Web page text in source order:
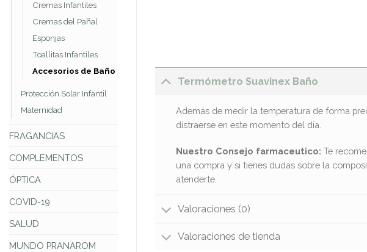
Cremas Infantiles
Cremas del Pañal
Esponjas
Toallitas Infantiles
Accesorios de Baño
Protección Solar Infantil
Maternidad
FRAGANCIAS
COMPLEMENTOS
ÓPTICA
COVID-19
SALUD
MUNDO PRANAROM
Termómetro Suavinex Baño
Además de medir la temperatura de forma
distraerse en este momento del día.
Nuestro Consejo farmaceutico: Te
una compra y si tienes dudas sobre la
atenderte.
Valoraciones (0)
Valoraciones de tienda